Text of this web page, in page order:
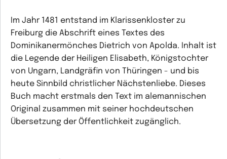
Im Jahr 1481 entstand im Klarissenkloster zu
Freiburg die Abschrift eines Textes des
Dominikanermönches Dietrich von Apolda. Inhalt ist
die Legende der Heiligen Elisabeth, Königstochter
von Ungarn, Landgräfin von Thüringen - und bis
heute Sinnbild christlicher Nächstenliebe. Dieses
Buch macht erstmals den Text im alemannischen
Original zusammen mit seiner hochdeutschen
Übersetzung der Öffentlichkeit zugänglich.